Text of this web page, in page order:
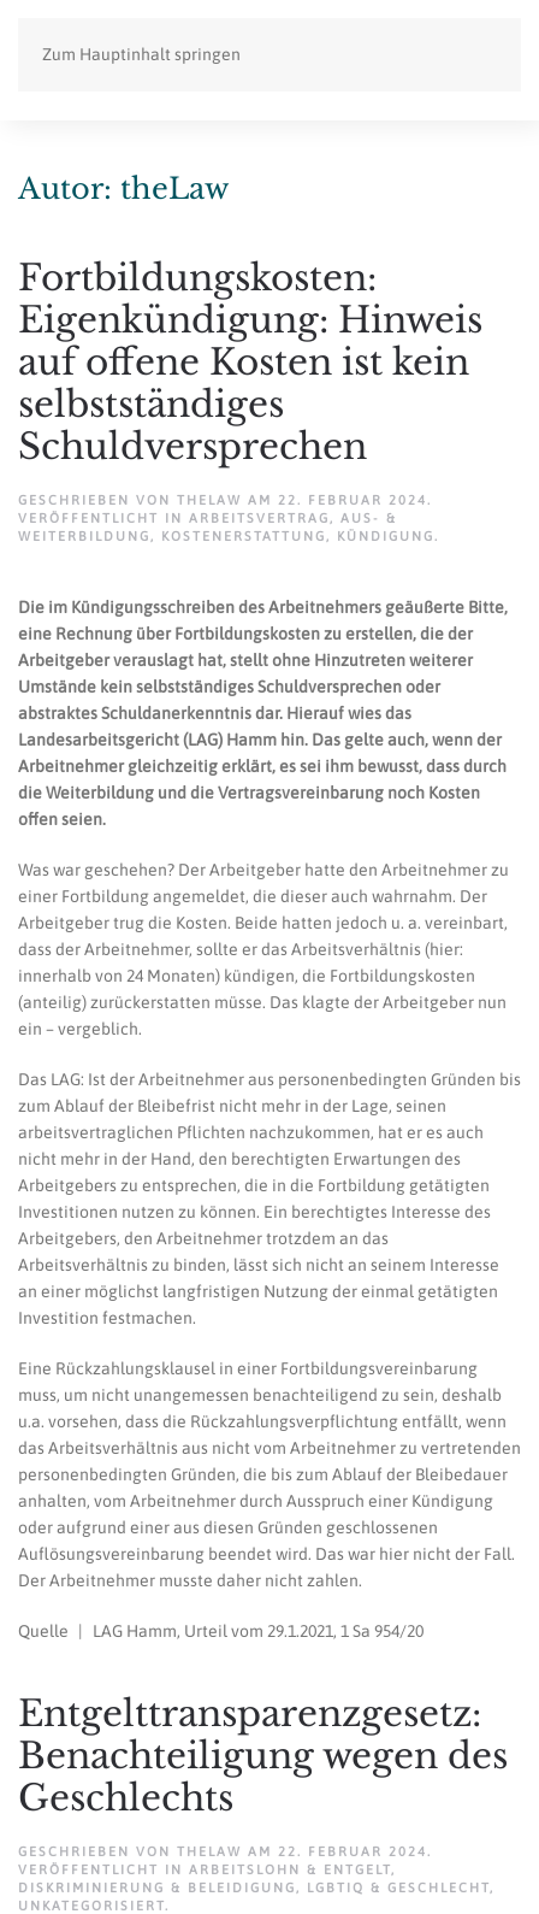
Zum Hauptinhalt springen
Autor: theLaw
Fortbildungskosten:
Eigenkündigung: Hinweis
auf offene Kosten ist kein
selbstständiges
Schuldversprechen
GESCHRIEBEN VON THELAW AM 22. FEBRUAR 2024 .
VERÖFFENTLICHT IN ARBEITSVERTRAG , AUS- &
WEITERBILDUNG , KOSTENERSTATTUNG , KÜNDIGUNG .
Die im Kündigungsschreiben des Arbeitnehmers geäußerte Bitte,
eine Rechnung über Fortbildungskosten zu erstellen, die der
Arbeitgeber verauslagt hat, stellt ohne Hinzutreten weiterer
Umstände kein selbstständiges Schuldversprechen oder
abstraktes Schuldanerkenntnis dar. Hierauf wies das
Landesarbeitsgericht (LAG) Hamm hin. Das gelte auch, wenn der
Arbeitnehmer gleichzeitig erklärt, es sei ihm bewusst, dass durch
die Weiterbildung und die Vertragsvereinbarung noch Kosten
offen seien.
Was war geschehen? Der Arbeitgeber hatte den Arbeitnehmer zu
einer Fortbildung angemeldet, die dieser auch wahrnahm. Der
Arbeitgeber trug die Kosten. Beide hatten jedoch u. a. vereinbart,
dass der Arbeitnehmer, sollte er das Arbeitsverhältnis (hier:
innerhalb von 24 Monaten) kündigen, die Fortbildungskosten
(anteilig) zurückerstatten müsse. Das klagte der Arbeitgeber nun
ein – vergeblich.
Das LAG: Ist der Arbeitnehmer aus personenbedingten Gründen bis
zum Ablauf der Bleibefrist nicht mehr in der Lage, seinen
arbeitsvertraglichen Pflichten nachzukommen, hat er es auch
nicht mehr in der Hand, den berechtigten Erwartungen des
Arbeitgebers zu entsprechen, die in die Fortbildung getätigten
Investitionen nutzen zu können. Ein berechtigtes Interesse des
Arbeitgebers, den Arbeitnehmer trotzdem an das
Arbeitsverhältnis zu binden, lässt sich nicht an seinem Interesse
an einer möglichst langfristigen Nutzung der einmal getätigten
Investition festmachen.
Eine Rückzahlungsklausel in einer Fortbildungsvereinbarung
muss, um nicht unangemessen benachteiligend zu sein, deshalb
u.a. vorsehen, dass die Rückzahlungsverpflichtung entfällt, wenn
das Arbeitsverhältnis aus nicht vom Arbeitnehmer zu vertretenden
personenbedingten Gründen, die bis zum Ablauf der Bleibedauer
anhalten, vom Arbeitnehmer durch Ausspruch einer Kündigung
oder aufgrund einer aus diesen Gründen geschlossenen
Auflösungsvereinbarung beendet wird. Das war hier nicht der Fall.
Der Arbeitnehmer musste daher nicht zahlen.
Quelle | LAG Hamm, Urteil vom 29.1.2021, 1 Sa 954/20
Entgelttransparenzgesetz:
Benachteiligung wegen des
Geschlechts
GESCHRIEBEN VON THELAW AM 22. FEBRUAR 2024 .
VERÖFFENTLICHT IN ARBEITSLOHN & ENTGELT,
DISKRIMINIERUNG & BELEIDIGUNG , LGBTIQ & GESCHLECHT,
UNKATEGORISIERT.